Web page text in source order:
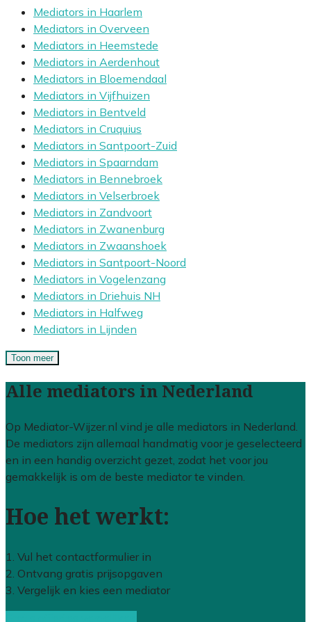
Mediators in Haarlem
Mediators in Overveen
Mediators in Heemstede
Mediators in Aerdenhout
Mediators in Bloemendaal
Mediators in Vijfhuizen
Mediators in Bentveld
Mediators in Cruquius
Mediators in Santpoort-Zuid
Mediators in Spaarndam
Mediators in Bennebroek
Mediators in Velserbroek
Mediators in Zandvoort
Mediators in Zwanenburg
Mediators in Zwaanshoek
Mediators in Santpoort-Noord
Mediators in Vogelenzang
Mediators in Driehuis NH
Mediators in Halfweg
Mediators in Lijnden
Toon meer
Alle mediators in Nederland
Op Mediator-Wijzer.nl vind je alle mediators in Nederland.
De mediators zijn allemaal handmatig voor je geselecteerd
en in een handig overzicht gezet, zodat het voor jou
gemakkelijk is om de beste mediator te vinden.
Hoe het werkt:
1. Vul het contactformulier in
2. Ontvang gratis prijsopgaven
3. Vergelijk en kies een mediator